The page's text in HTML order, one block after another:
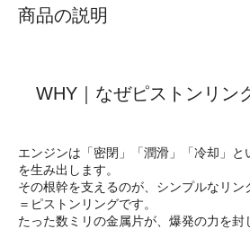
商品の説明
WHY｜なぜピストンリン
エンジンは「密閉」「潤滑」「冷却」と
を生み出します。
その根幹を支えるのが、シンプルなリン
＝ピストンリングです。
たった数ミリの金属片が、爆発の力を封